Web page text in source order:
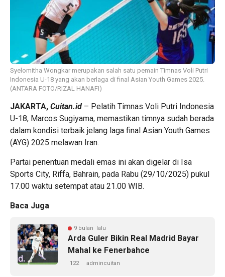
Syelomitha Wongkar merupakan salah satu pemain Timnas Voli Putri
Indonesia U-18 yang akan berlaga di final Asian Youth Games 2025.
(ANTARA FOTO/RIZAL HANAFI)
JAKARTA, Cuitan.id – Pelatih Timnas Voli Putri Indonesia
U-18, Marcos Sugiyama, memastikan timnya sudah berada
dalam kondisi terbaik jelang laga final Asian Youth Games
(AYG) 2025 melawan Iran.
Partai penentuan medali emas ini akan digelar di Isa
Sports City, Riffa, Bahrain, pada Rabu (29/10/2025) pukul
17.00 waktu setempat atau 21.00 WIB.
Baca Juga
9 bulan lalu
Arda Guler Bikin Real Madrid Bayar
Mahal ke Fenerbahce
122 admincuitan